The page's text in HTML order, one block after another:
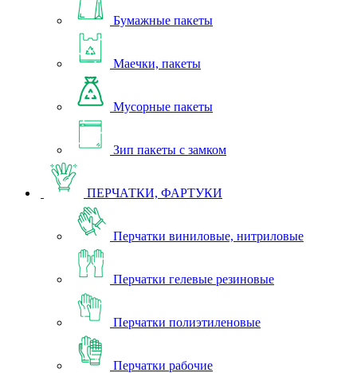
Бумажные пакеты
Маечки, пакеты
Мусорные пакеты
Зип пакеты с замком
ПЕРЧАТКИ, ФАРТУКИ
Перчатки виниловые, нитриловые
Перчатки гелевые резиновые
Перчатки полиэтиленовые
Перчатки рабочие